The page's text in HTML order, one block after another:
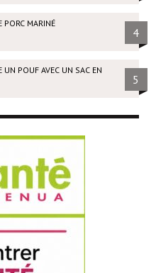
PORC MARINÉ
4
UN POUF AVEC UN SAC EN
5